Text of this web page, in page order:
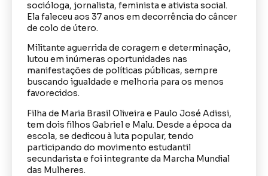
socióloga, jornalista, feminista e ativista social.
Ela faleceu aos 37 anos em decorrência do câncer
de colo de útero.
Militante aguerrida de coragem e determinação,
lutou em inúmeras oportunidades nas
manifestações de políticas públicas, sempre
buscando igualdade e melhoria para os menos
favorecidos.
Filha de Maria Brasil Oliveira e Paulo José Adissi,
tem dois filhos Gabriel e Malu. Desde a época da
escola, se dedicou à luta popular, tendo
participando do movimento estudantil
secundarista e foi integrante da Marcha Mundial
das Mulheres.